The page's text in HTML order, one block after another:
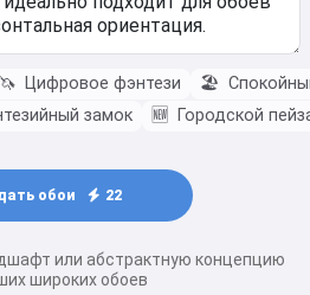
🦄 Цифровое фэнтези 🏖️
замок 🆕 Городской
обои 22
или абстрактную концепцию
широких обоев